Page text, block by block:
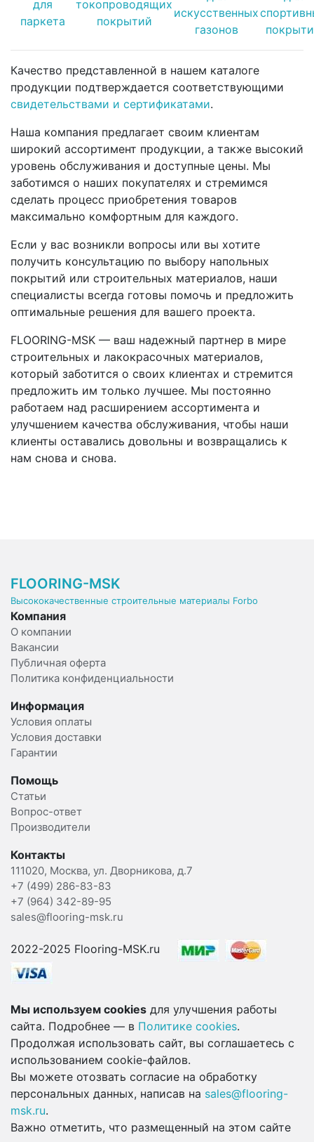
для
паркета
токопроводящих
покрытий
искусственных
газонов
Качество представленной в нашем каталоге
продукции подтверждается соответствующими
свидетельствами и сертификатами.
Наша компания предлагает своим клиентам
широкий ассортимент продукции, а также высокий
уровень обслуживания и доступные цены. Мы
заботимся о наших покупателях и стремимся
сделать процесс приобретения товаров
максимально комфортным для каждого.
Если у вас возникли вопросы или вы хотите
получить консультацию по выбору напольных
покрытий или строительных материалов, наши
специалисты всегда готовы помочь и предложить
оптимальные решения для вашего проекта.
FLOORING-MSK — ваш надежный партнер в мире
строительных и лакокрасочных материалов,
который заботится о своих клиентах и стремится
предложить им только лучшее. Мы постоянно
работаем над расширением ассортимента и
улучшением качества обслуживания, чтобы наши
клиенты оставались довольны и возвращались к
нам снова и снова.
FLOORING-MSK
Высококачественные строительные материалы Forbo
Компания
О компании
Вакансии
Публичная оферта
Политика конфиденциальности
Информация
Условия оплаты
Условия доставки
Гарантии
Помощь
Статьи
Вопрос-ответ
Производители
Контакты
111020, Москва, ул. Дворникова, д.7
+7 (499) 286-83-83
+7 (964) 342-89-95
sales@flooring-msk.ru
2022-2025 Flooring-MSK.ru
Мы используем cookies для улучшения работы
сайта. Подробнее — в Политике cookies.
Продолжая использовать сайт, вы соглашаетесь с
использованием cookie-файлов.
Вы можете отозвать согласие на обработку
персональных данных, написав на sales@flooring-
msk.ru.
Важно отметить, что размещенный на этом сайте